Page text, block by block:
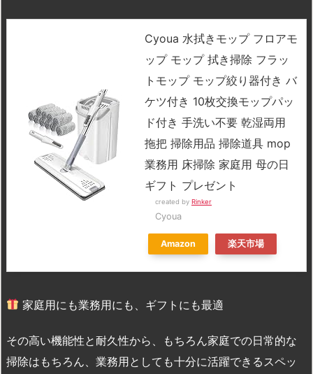
Cyoua 水拭きモップ フロアモ
ップ モップ 拭き掃除 フラッ
トモップ モップ絞り器付き バ
ケツ付き 10枚交換モップパッ
ド付き 手洗い不要 乾湿両用
拖把 掃除用品 掃除道具 mop
業務用 床掃除 家庭用 母の日
ギフト プレゼント
created by Rinker
Cyoua
Amazon 楽天市場
家庭用にも業務用にも、ギフトにも最適
その高い機能性と耐久性から、もちろん家庭での日常的な
掃除はもちろん、業務用としても十分に活躍できるスペッ